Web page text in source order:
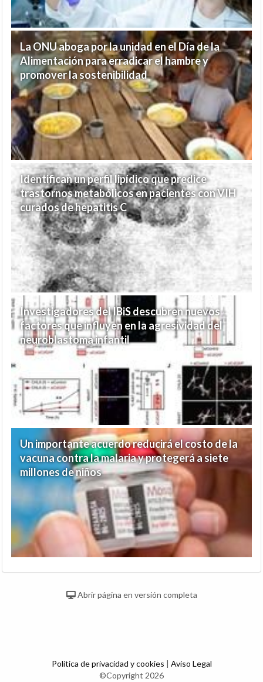
La ONU aboga por la unidad en el Día de la
Alimentación para erradicar el hambre y
promover la sostenibilidad
Identifican un perfil lipídico que predice
trastornos metabólicos en pacientes con VIH
curados de hepatitis C
Investigadores del IBiS descubren nuevos
factores que influyen en la agresividad del
neuroblastoma infantil
Un importante acuerdo reducirá el costo de la
vacuna contra la malaria y protegerá a siete
millones de niños
Abrir página en versión completa
Política de privacidad y cookies | Aviso Legal
©Copyright 2026